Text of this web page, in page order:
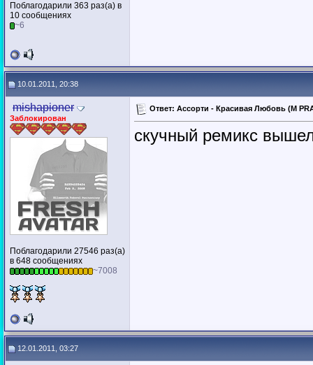
Поблагодарили 363 раз(а) в
10 сообщениях
~6
10.01.2011, 20:38
mishapioner
Заблокирован
Поблагодарили 27546 раз(а)
в 648 сообщениях
~7008
Ответ: Ассорти - Красивая Любовь (M
скучный ремикс
12.01.2011, 03:27